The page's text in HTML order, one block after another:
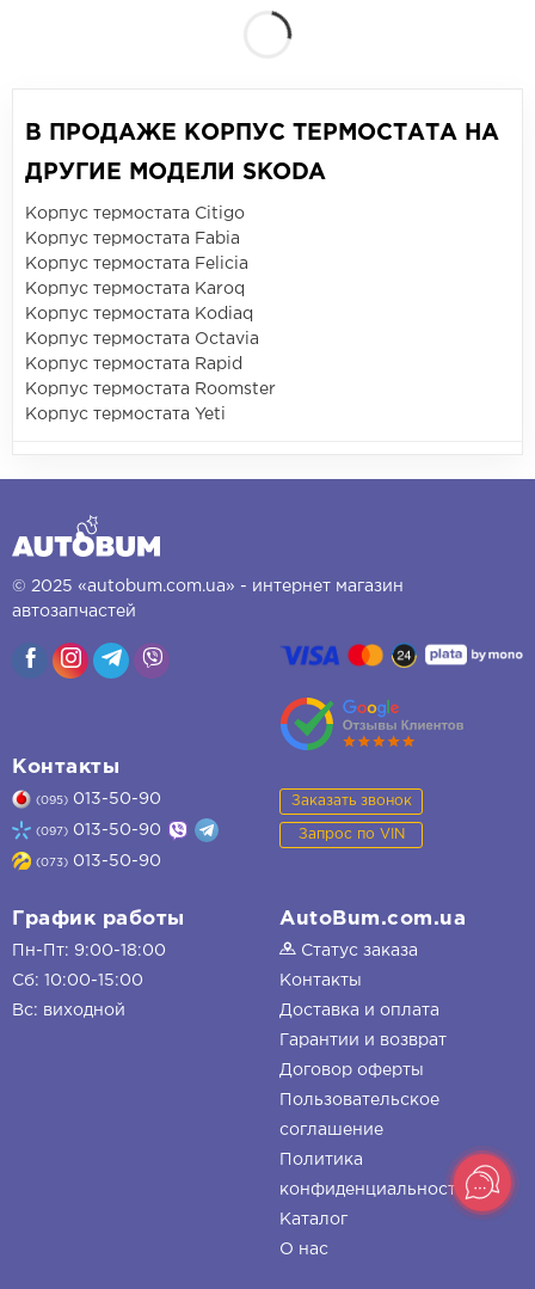
В ПРОДАЖЕ КОРПУС ТЕРМОСТАТА НА
ДРУГИЕ МОДЕЛИ SKODA
Корпус термостата Citigo
Корпус термостата Fabia
Корпус термостата Felicia
Корпус термостата Karoq
Корпус термостата Kodiaq
Корпус термостата Octavia
Корпус термостата Rapid
Корпус термостата Roomster
Корпус термостата Yeti
© 2025 «autobum.com.ua» - интернет магазин
автозапчастей
Контакты
(095) 013-50-90
(097) 013-50-90
(073) 013-50-90
Заказать звонок
Запрос по VIN
График работы
Пн-Пт: 9:00-18:00
Сб: 10:00-15:00
Вс: виходной
AutoBum.com.ua
Статус заказа
Контакты
Доставка и оплата
Гарантии и возврат
Договор оферты
Пользовательское
соглашение
Политика
конфиденциальности
Каталог
О нас